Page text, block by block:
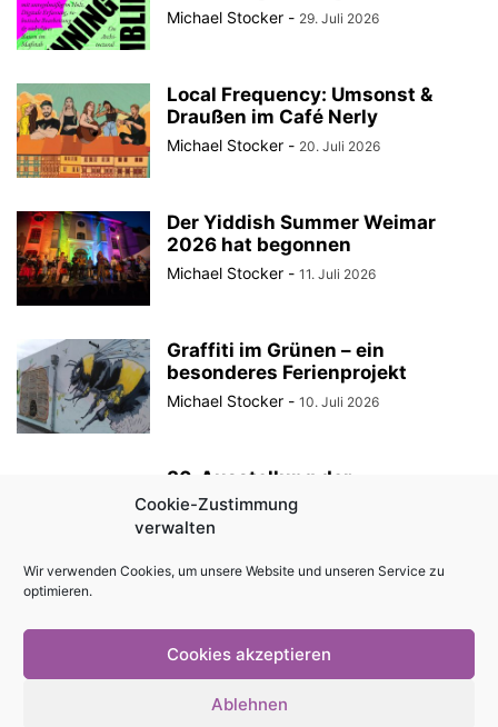
Cookie-Zustimmung
verwalten
Wir verwenden Cookies, um unsere Website und unseren Service zu
optimieren.
Cookies akzeptieren
Ablehnen
Michael Stocker - 29. Juli 2026
Local Frequency: Umsonst &
Draußen im Café Nerly
Michael Stocker - 20. Juli 2026
Der Yiddish Summer Weimar
2026 hat begonnen
Michael Stocker - 11. Juli 2026
Graffiti im Grünen – ein
besonderes Ferienprojekt
Michael Stocker - 10. Juli 2026
30. Ausstellung der
StadtRaumBoxen am
KulturQuartier Schauspielhaus
Sommertheater im Innenhof des
Angermuseums Erfurt
Michael Stocker - 6. Juli 2026